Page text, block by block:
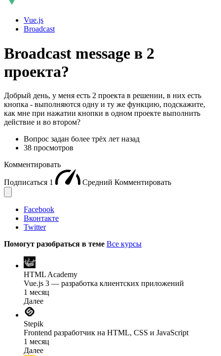
Vue.js
Broadcast
Broadcast message в 2
проекта?
Добрый день, у меня есть 2 проекта в решении, в них есть
кнопка - выполняются одну и ту же функцию, подскажите,
как мне при нажатии кнопки в одном проекте выполнить
действие и во втором?
Вопрос задан более трёх лет назад
38 просмотров
Комментировать
Подписаться 1 Средний Комментировать
Facebook
Вконтакте
Twitter
Помогут разобраться в теме Все курсы
HTML Academy
Vue.js 3 — разработка клиентских приложений
1 месяц
Далее
Stepik
Frontend разработчик на HTML, CSS и JavaScript
1 месяц
Далее